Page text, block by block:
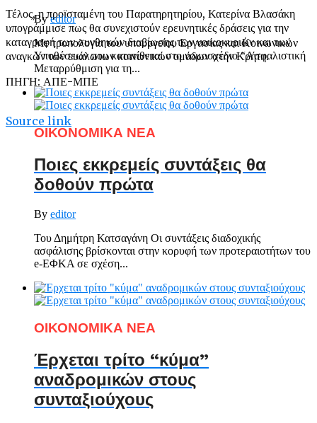
Τέλος, η προϊσταμένη του Παρατηρητηρίου, Κατερίνα Βλασάκη
υπογράμμισε πως θα συνεχιστούν ερευνητικές δράσεις για την
καταγραφή των συνθηκών διαβίωσης των νοικοκυριών και των
αναγκών των ευάλωτων κοινωνικών ομάδων στην Κρήτη.
ΠΗΓΗ: ΑΠΕ-ΜΠΕ
Source link
Byeditor
Με τροπολογία του υπουργείου Εργασίας και Κοινωνικών
Υποθέσεων που κατατίθεται στο νομοσχέδιο “Ασφαλιστική
Μεταρρύθμιση για τη...
ΟΙΚΟΝΟΜΙΚΑ ΝΕΑ
Ποιες εκκρεμείς συντάξεις θα
δοθούν πρώτα
By editor
Του Δημήτρη Κατσαγάνη Οι συντάξεις διαδοχικής
ασφάλισης βρίσκονται στην κορυφή των προτεραιοτήτων του
e-ΕΦΚΑ σε σχέση...
ΟΙΚΟΝΟΜΙΚΑ ΝΕΑ
Έρχεται τρίτο “κύμα”
αναδρομικών στους
συνταξιούχους